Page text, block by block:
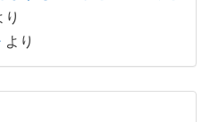
り
より